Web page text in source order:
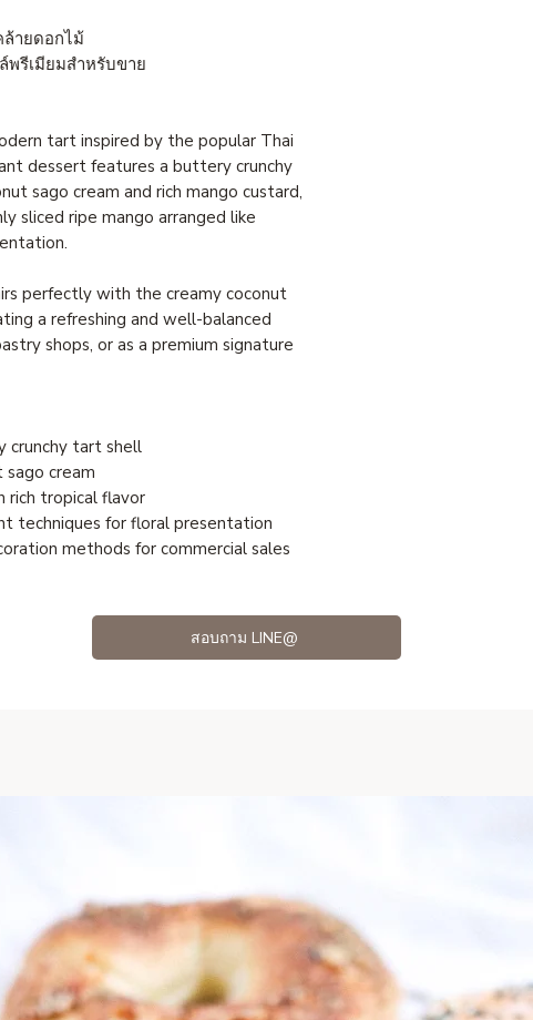
ล้ายดอกไม้
พรีเมียมสำหรับขาย
tart inspired by the popular Thai
dessert features a buttery crunchy
sago cream and rich mango custard,
sliced ripe mango arranged like
perfectly with the creamy coconut
a refreshing and well-balanced
shops, or as a premium signature
crunchy tart shell
cream
rich tropical flavor
techniques for floral presentation
methods for commercial sales
สอบถาม LINE@